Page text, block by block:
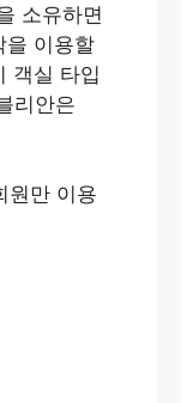
소유하면
을 이용할
객실 타입
리안은
원만 이용